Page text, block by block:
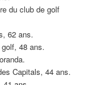
du club de golf
62 ans.
48 ans.
Capitals, 44 ans.